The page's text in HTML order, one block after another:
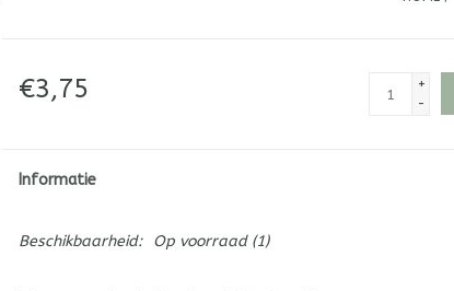
€3,75
+
-
Informatie
Beschikbaarheid: Op voorraad(1)